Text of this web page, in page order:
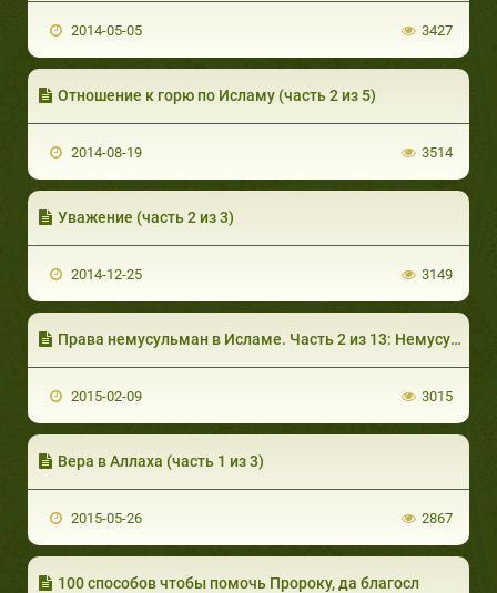
2014-05-05 3427
Отношение к горю по Исламу (часть 2 из 5)
2014-08-19 3514
Уважение (часть 2 из 3)
2014-12-25 3149
Права немусульман в Исламе. Часть 2 из 13: Немусульманские жители исламских стран
2015-02-09 3015
Вера в Аллаха (часть 1 из 3)
2015-05-26 2867
100 способов чтобы помочь Пророку, да благосл